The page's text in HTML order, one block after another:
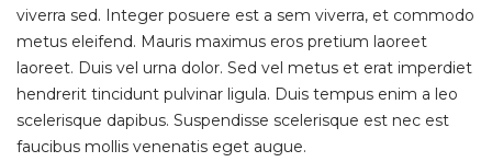
viverra sed. Integer posuere est a sem viverra, et commodo
metus eleifend. Mauris maximus eros pretium laoreet
laoreet. Duis vel urna dolor. Sed vel metus et erat imperdiet
hendrerit tincidunt pulvinar ligula. Duis tempus enim a leo
scelerisque dapibus. Suspendisse scelerisque est nec est
faucibus mollis venenatis eget augue.